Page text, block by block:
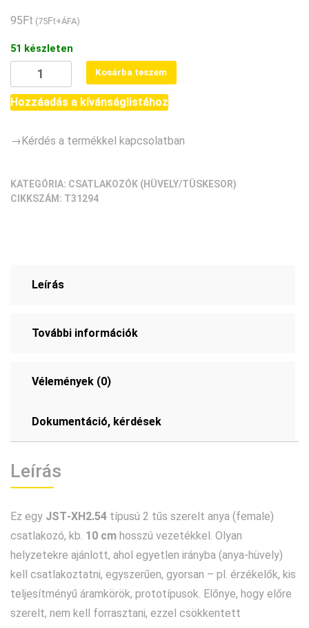
95Ft (75Ft+ÁFA)
51 készleten
XH2.54
csatlakozó
pin,
szerelt
anya
Kosárba teszem
Hozzáadás a kívánságlistához
→Kérdés a termékkel kapcsolatban
KATEGÓRIA: CSATLAKOZÓK (HÜVELY/TÜSKESOR)
CIKKSZÁM: T31294
Leírás
További információk
Vélemények (0)
Dokumentáció, kérdések
Leírás
Ez egy JST‑XH2.54 típusú 2 tűs szerelt anya (female)
csatlakozó, kb. 10 cm hosszú vezetékkel. Olyan
helyzetekre ajánlott, ahol egyetlen irányba (anya‑hüvely)
kell csatlakoztatni, egyszerűen, gyorsan – pl. érzékelők, kis
teljesítményű áramkörök, prototípusok. Előnye, hogy előre
szerelt, nem kell forrasztani, ezzel csökkentett